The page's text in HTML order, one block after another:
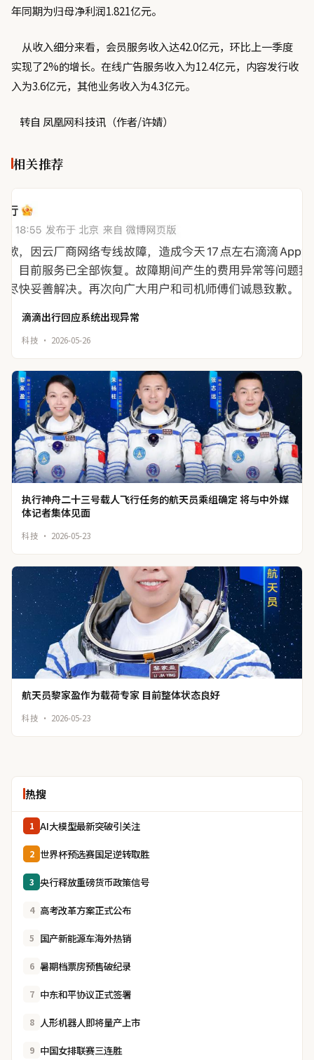
年同期为归母净利润1.821亿元。
从收入细分来看，会员服务收入达42.0亿元，环比上一季度
实现了2%的增长。在线广告服务收入为12.4亿元，内容发行收
入为3.6亿元，其他业务收入为4.3亿元。
转自 凤凰网科技讯（作者/许婧）
相关推荐
滴滴出行回应系统出现异常
科技 · 2026-05-26
执行神舟二十三号载人飞行任务的航天员乘组确定 将与中外媒
体记者集体见面
科技 · 2026-05-23
航天员黎家盈作为载荷专家 目前整体状态良好
科技 · 2026-05-23
热搜
1 AI大模型最新突破引关注
2 世界杯预选赛国足逆转取胜
3 央行释放重磅货币政策信号
4 高考改革方案正式公布
5 国产新能源车海外热销
6 暑期档票房预售破纪录
7 中东和平协议正式签署
8 人形机器人即将量产上市
9 中国女排联赛三连胜